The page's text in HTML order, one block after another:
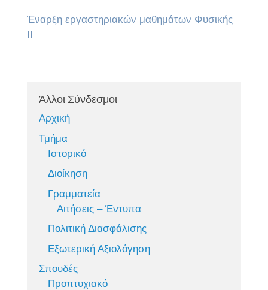
Έναρξη εργαστηριακών μαθημάτων Φυσικής
ΙΙ
Άλλοι Σύνδεσμοι
Αρχική
Τμήμα
Ιστορικό
Διοίκηση
Γραμματεία
Αιτήσεις – Έντυπα
Πολιτική Διασφάλισης
Εξωτερική Αξιολόγηση
Σπουδές
Προπτυχιακό